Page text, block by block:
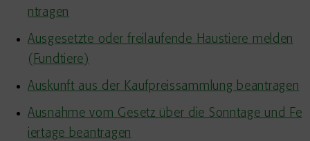
ntragen
Ausgesetzte oder freilaufende Haustiere melden
(Fundtiere)
Auskunft aus der Kaufpreissammlung beantragen
Ausnahme vom Gesetz über die Sonntage und Fe
iertage beantragen